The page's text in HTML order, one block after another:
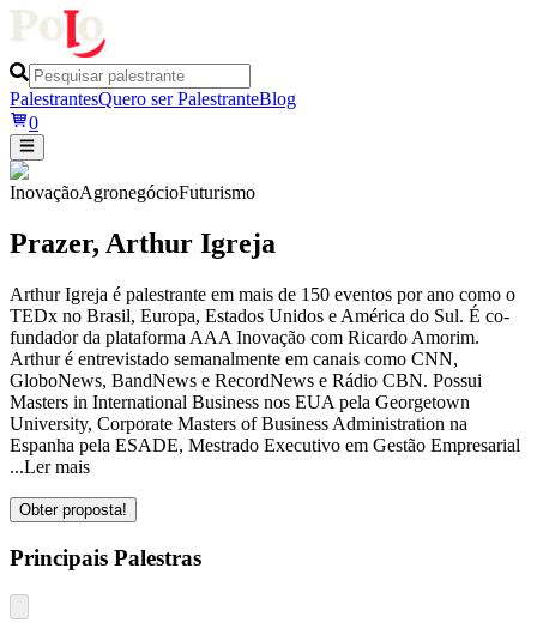
PalestrantesQuero ser PalestranteBlog
0
InovaçãoAgronegócioFuturismo
Prazer, Arthur Igreja
Arthur Igreja é palestrante em mais de 150 eventos por ano como o
TEDx no Brasil, Europa, Estados Unidos e América do Sul. É co-
fundador da plataforma AAA Inovação com Ricardo Amorim.
Arthur é entrevistado semanalmente em canais como CNN,
GloboNews, BandNews e RecordNews e Rádio CBN. Possui
Masters in International Business nos EUA pela Georgetown
University, Corporate Masters of Business Administration na
Espanha pela ESADE, Mestrado Executivo em Gestão Empresarial
...Ler mais
Obter proposta!
Principais Palestras